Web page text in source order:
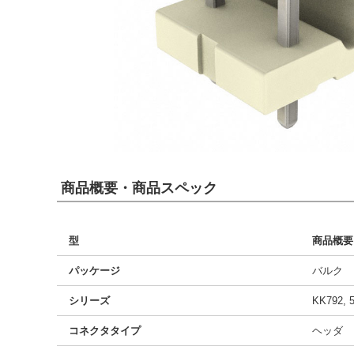
商品概要・商品スペック
型 商品概要
パッケージ バルク
シリーズ KK792,
コネクタタイプ ヘッダ